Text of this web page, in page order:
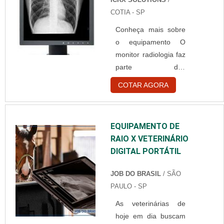
encontrar O Aparelho
de raio é um
equipamento
vastamente utilizado
em diversos
ambientes de
atendimento médico
eles: Emergências;
Hospitais; Clínicas.
Existem dois tipos de
equipamentos de
COTIA - SP
Conheça mais sobre
o equipamento O
monitor radiologia faz
parte dos
equipamentos de
avanço tecnológico
do mundo medicinal.
produto é muito
utilizado para a
redução de custos,
radiologia e na de
impressão das
COTAR AGORA
EQUIPAMENTO DE
RAIO X VETERINÁRIO
DIGITAL PORTÁTIL
JOB DO BRASIL / SÃO
PAULO - SP
As veterinárias de
hoje em dia buscam